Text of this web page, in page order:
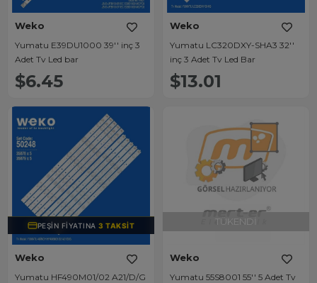
Weko
Yumatu E39DU1000 39'' inç 3
Adet Tv Led bar
$6.45
Weko
Yumatu LC320DXY-SHA3 32''
inç 3 Adet Tv Led Bar
$13.01
PEŞIN FIYATINA3 TAKSIT
Weko
Yumatu HF490M01/02 A21/D/G
TÜKENDI
Weko
Yumatu 55S8001 55'' 5 Adet Tv